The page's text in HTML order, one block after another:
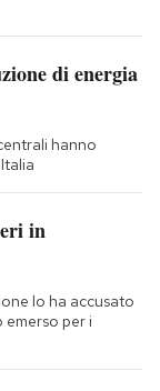
di energia
hanno
in
lo ha accusato
emerso per i